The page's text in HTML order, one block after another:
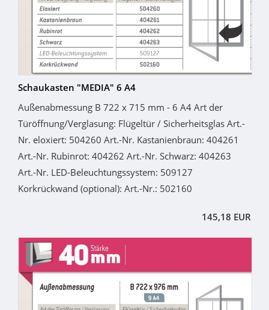
Schaukasten "MEDIA" 6 A4
Außenabmessung B 722 x 715 mm - 6 A4 Art der
Türöffnung/Verglasung: Flügeltür / Sicherheitsglas Art.-
Nr. eloxiert: 504260 Art.-Nr. Kastanienbraun: 404261
Art.-Nr. Rubinrot: 404262 Art.-Nr. Schwarz: 404263
Art.-Nr. LED-Beleuchtungssystem: 509127
Korkrückwand (optional): Art.-Nr.: 502160
145,18 EUR